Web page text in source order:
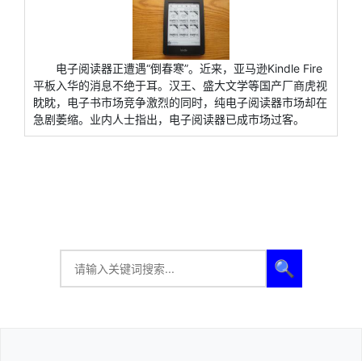
电子阅读器正遭遇“倒春寒”。近来，亚马逊Kindle Fire
平板入华的消息不绝于耳。汉王、盛大文学等国产厂商虎视
眈眈，电子书市场竞争激烈的同时，纯电子阅读器市场却在
急剧萎缩。业内人士指出，电子阅读器已成市场过客。
🔍